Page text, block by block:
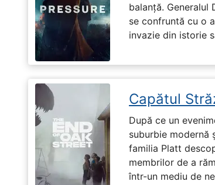
balanță. Generalul
se confruntă cu o
invazie din istorie
Capătul
După ce un
suburbie modernă
familia Platt
membrilor de a
într-un mediu de